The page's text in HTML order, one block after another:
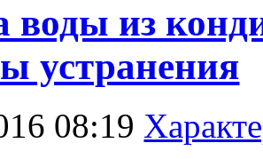
воды из
устранения
08:19